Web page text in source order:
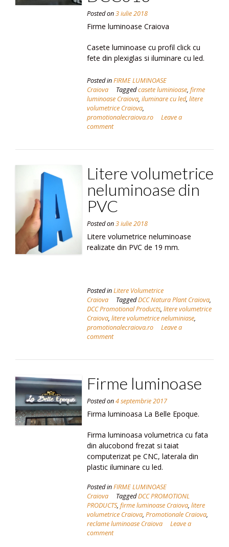
Posted on3 iulie 2018
Firme luminoase Craiova
Casete luminoase cu profil click cu
fete din plexiglas si iluminare cu led.
Posted inFIRME LUMINOASE
Craiova
Taggedcasete luminioase, firme
luminoase Craiova, iluminare cu led, litere
volumetrice Craiova,
promotionalecraiova.ro
Leave a
comment
Litere volumetrice
neluminoase din
PVC
Posted on3 iulie 2018
Litere volumetrice neluminoase
realizate din PVC de 19 mm.
Posted inLitere Volumetrice
Craiova
TaggedDCC Natura Plant Craiova,
DCC Promotional Products, litere volumetrice
Craiova, litere volumetrice neluminiase,
promotionalecraiova.ro
Leave a
comment
Firme luminoase
Posted on4 septembrie 2017
Firma luminoasa La Belle Epoque.
Firma luminoasa volumetrica cu fata
din alucobond frezat si taiat
computerizat pe CNC, laterala din
plastic iluminare cu led.
Posted inFIRME LUMINOASE
Craiova
TaggedDCC PROMOTIONL
PRODUCTS, firme luminoase Craiova, litere
volumetrice Craiova, Promotionale Craiova,
reclame luminoase Craiova
Leave a
comment